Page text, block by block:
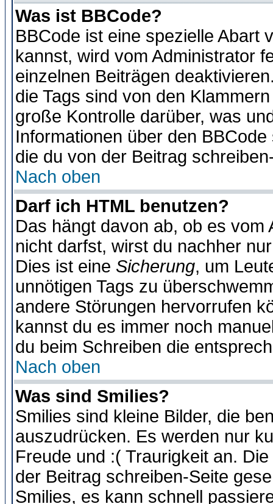
Was ist BBCode?
BBCode ist eine spezielle Abart
kannst, wird vom Administrator
einzelnen Beiträgen
die Tags sind von den
große Kontrolle darüber, was
Informationen über den
die du von der Beitrag
Nach oben
Darf ich HTML benutzen?
Das hängt davon ab, ob es
nicht darfst, wirst du nachher
Dies ist eine Sicherung, um
unnötigen Tags zu
andere Störungen hervorrufen
kannst du es immer noch
du beim Schreiben die
Nach oben
Was sind Smilies?
Smilies sind kleine Bilder, die
auszudrücken. Es werden nur
Freude und :( Traurigkeit an.
der Beitrag schreiben-Seite
Smilies, es kann schnell